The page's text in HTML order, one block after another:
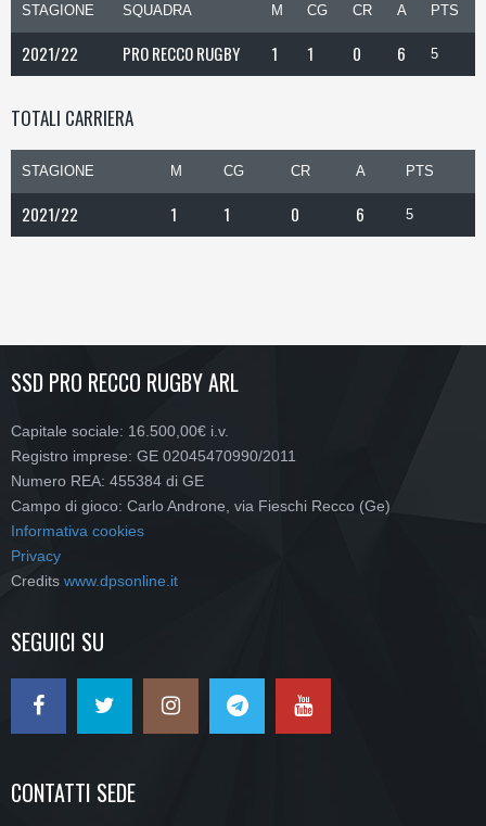
STAGIONE SQUADRA M CG CR A PTS
2021/22 PRO RECCO RUGBY 1 1 0 6 5
TOTALI CARRIERA
STAGIONE M CG CR A PTS
2021/22 1 1 0 6 5
SSD PRO RECCO RUGBY ARL
Capitale sociale: 16.500,00€ i.v.
Registro imprese: GE 02045470990/2011
Numero REA: 455384 di GE
Campo di gioco: Carlo Androne, via Fieschi Recco (Ge)
Informativa cookies
Privacy
Credits www.dpsonline.it
SEGUICI SU
CONTATTI SEDE